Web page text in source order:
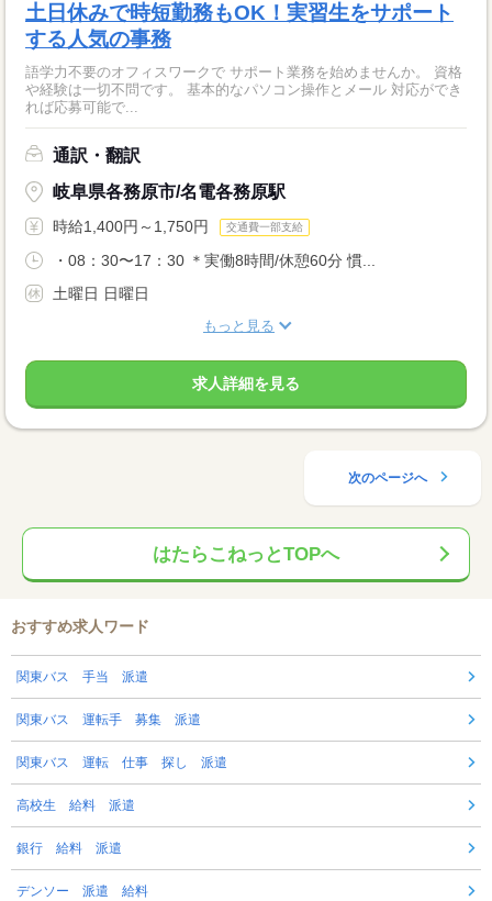
土日休みで時短勤務もOK！実習生をサポート
する人気の事務
語学力不要のオフィスワークで サポート業務を始めませんか。 資格
や経験は一切不問です。 基本的なパソコン操作とメール 対応ができ
れば応募可能で...
通訳・翻訳
岐阜県各務原市/名電各務原駅
時給1,400円～1,750円 交通費一部支給
・08：30〜17：30 ＊実働8時間/休憩60分 慣...
土曜日 日曜日
もっと見る
求人詳細を見る
次のページへ
はたらこねっとTOPへ
おすすめ求人ワード
関東バス 手当 派遣
関東バス 運転手 募集 派遣
関東バス 運転 仕事 探し 派遣
高校生 給料 派遣
銀行 給料 派遣
デンソー 派遣 給料